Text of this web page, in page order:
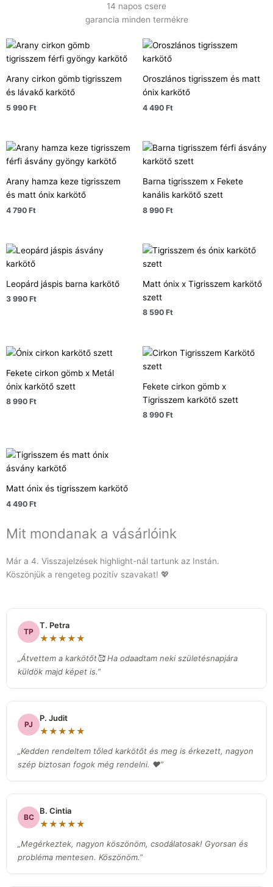
14 napos csere
garancia minden termékre
Arany cirkon gömb tigrisszem
és lávakő karkötő
5 990 Ft
Oroszlános tigrisszem és matt
ónix karkötő
4 490 Ft
Arany hamza keze tigrisszem
és matt ónix karkötő
4 790 Ft
Barna tigrisszem x Fekete
kanális karkötő szett
8 990 Ft
Leopárd jáspis barna karkötő
3 990 Ft
Matt ónix x Tigrisszem karkötő
szett
8 590 Ft
Fekete cirkon gömb x Metál
ónix karkötő szett
8 990 Ft
Fekete cirkon gömb x
Tigrisszem karkötő szett
8 990 Ft
Matt ónix és tigrisszem karkötő
4 490 Ft
Mit mondanak a vásárlóink
Már a 4. Visszajelzések highlight-nál tartunk az Instán.
Köszönjük a rengeteg pozitív szavakat! 💖
TP
T. Petra
★★★★★
„Átvettem a karkötőt🥰 Ha odaadtam neki születésnapjára
küldök majd képet is.”
PJ
P. Judit
★★★★★
„Kedden rendeltem tőled karkötőt és meg is érkezett, nagyon
szép biztosan fogok még rendelni. ❤️”
BC
B. Cintia
★★★★★
„Megérkeztek, nagyon köszönöm, csodálatosak! Gyorsan és
probléma mentesen. Köszönöm.”